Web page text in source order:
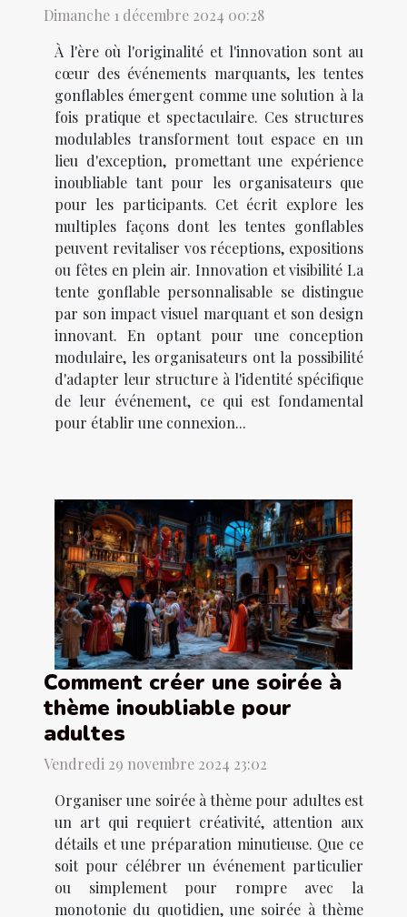
Dimanche 1 décembre 2024 00:28
À l'ère où l'originalité et l'innovation sont au
cœur des événements marquants, les tentes
gonflables émergent comme une solution à la
fois pratique et spectaculaire. Ces structures
modulables transforment tout espace en un
lieu d'exception, promettant une expérience
inoubliable tant pour les organisateurs que
pour les participants. Cet écrit explore les
multiples façons dont les tentes gonflables
peuvent revitaliser vos réceptions, expositions
ou fêtes en plein air. Innovation et visibilité La
tente gonflable personnalisable se distingue
par son impact visuel marquant et son design
innovant. En optant pour une conception
modulaire, les organisateurs ont la possibilité
d'adapter leur structure à l'identité spécifique
de leur événement, ce qui est fondamental
pour établir une connexion...
Comment créer une soirée à
thème inoubliable pour
adultes
Vendredi 29 novembre 2024 23:02
Organiser une soirée à thème pour adultes est
un art qui requiert créativité, attention aux
détails et une préparation minutieuse. Que ce
soit pour célébrer un événement particulier
ou simplement pour rompre avec la
monotonie du quotidien, une soirée à thème